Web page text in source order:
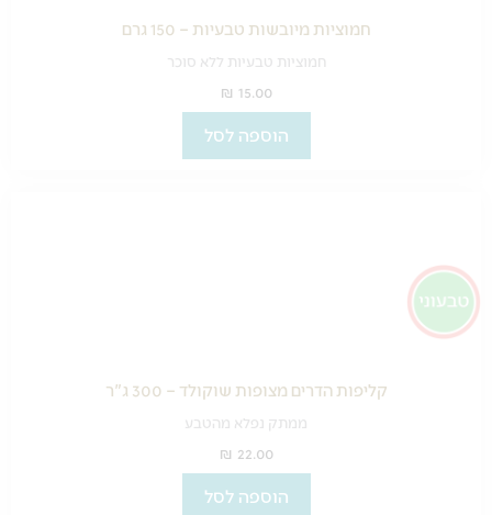
חמוציות מיובשות טבעיות – 150 גרם
חמוציות טבעיות ללא סוכר
₪ 15.00
הוספה לסל
קליפות הדרים מצופות שוקולד – 300 ג"ר
ממתק נפלא מהטבע
₪ 22.00
הוספה לסל